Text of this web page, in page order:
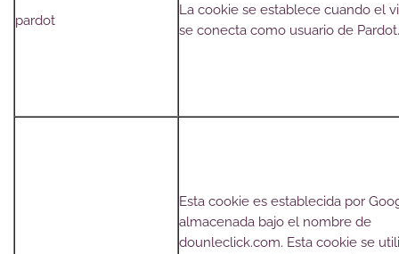
pardot
La cookie se establece cuando el
se conecta como usuario de Pardot.
Esta cookie es establecida por
almacenada bajo el nombre de
dounleclick.com. Esta cookie se